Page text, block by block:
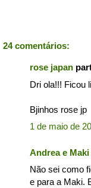
24 comentários:
rose japan
Dri ola!!! Ficou
Bjinhos rose jp
1 de maio de
Andrea e Maki
Não sei como
e para a Maki.